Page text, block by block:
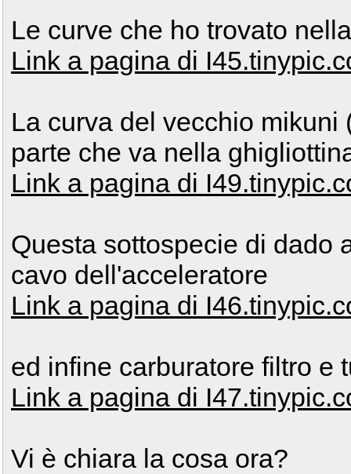
Le curve che ho trovato
Link a pagina di
La curva del vecchio
parte che va nella
Link a pagina di
Questa sottospecie di dado
cavo dell'acceleratore
Link a pagina di
ed infine carburatore filtro e
Link a pagina di
Vi è chiara la cosa ora?